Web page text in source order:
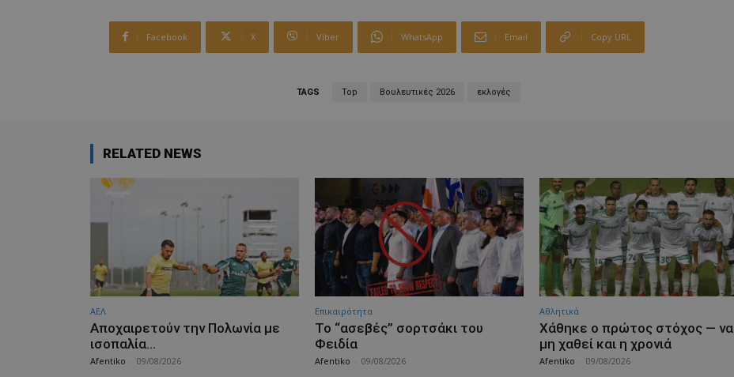
Facebook X Viber WhatsApp Email Copy URL
TAGS Top Βουλευτικές 2026 εκλογές
RELATED NEWS
ΑΕΛ
Aποχαιρετούν την Πολωνία με
ισοπαλία…
Afentiko 09/08/2026
Επικαιρότητα
Το “ασεβές” σορτσάκι του
Φειδία
Afentiko 09/08/2026
Αθλητικά
Χάθηκε ο πρώτος στόχος — να
μη χαθεί και η χρονιά
Afentiko 09/08/2026